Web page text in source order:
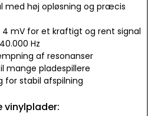
med høj opløsning og præcis
mV for et kraftigt og rent signal
Hz
af resonanser
mange pladespillere
for stabil afspilning
vinylplader: